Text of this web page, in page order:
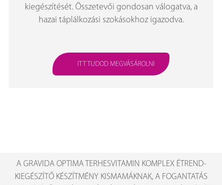
kiegészítését. Összetevői gondosan válogatva, a
hazai táplálkozási szokásokhoz igazodva.
ITT TUDOD MEGVÁSÁROLNI
A GRAVIDA OPTIMA TERHESVITAMIN KOMPLEX ÉTREND-
KIEGÉSZÍTŐ KÉSZÍTMÉNY KISMAMÁKNAK, A FOGANTATÁS